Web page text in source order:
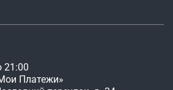
21:00
Платежи»